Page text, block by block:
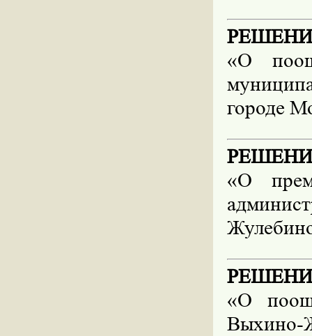
«О
городе
«О
«О
Выхино-